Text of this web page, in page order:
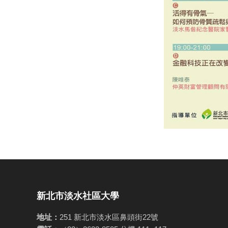
新北市淡水社區大學
地址： 251 新北市淡水區鼻頭街22號